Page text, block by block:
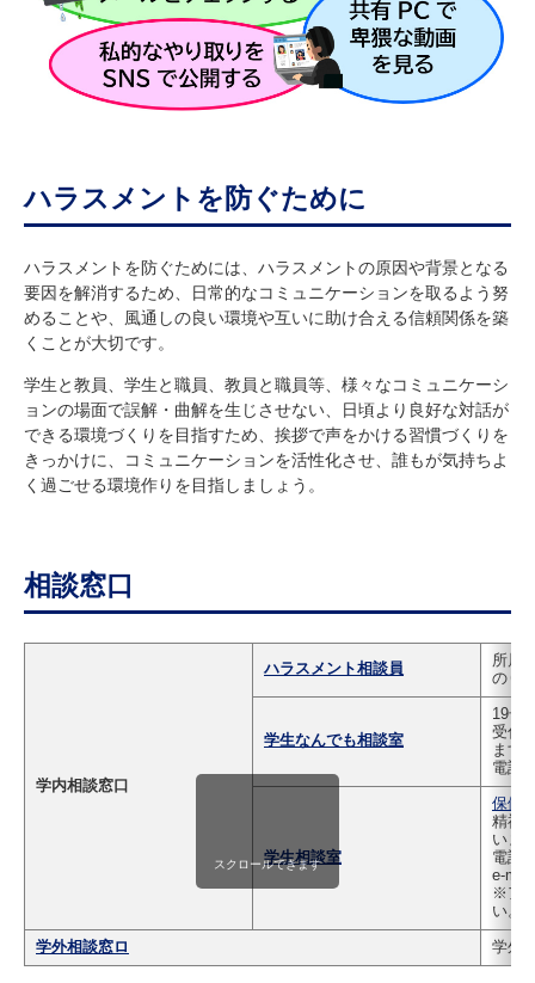
ハラスメントを防ぐために
ハラスメントを防ぐためには、ハラスメントの原因や背景となる
要因を解消するため、日常的なコミュニケーションを取るよう努
めることや、風通しの良い環境や互いに助け合える信頼関係を築
くことが大切です。
学生と教員、学生と職員、教員と職員等、様々なコミュニケーシ
ョンの場面で誤解・曲解を生じさせない、日頃より良好な対話が
できる環境づくりを目指すため、挨拶で声をかける習慣づくりを
きっかけに、コミュニケーションを活性化させ、誰もが気持ちよ
く過ごせる環境作りを目指しましょう。
相談窓口
学内相談窓口
ハラスメント相談員
所属
のり
学生なんでも相談室
19号
受付
ます
電話
学生相談室
保健
精神
いま
電話
e-
※ア
い。
学外相談窓ロ 学外
スクロールできます